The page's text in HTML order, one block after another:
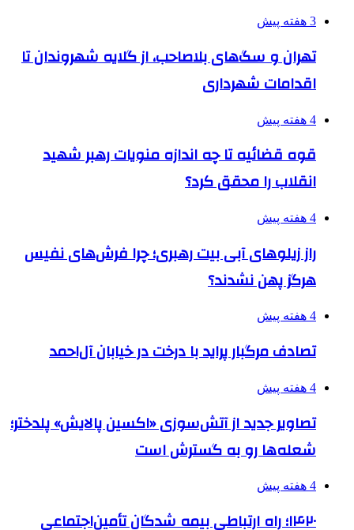
3 هفته پیش
تهران و سگ‌های بلاصاحب، از گلایه شهروندان تا
اقدامات شهرداری
4 هفته پیش
قوه قضائیه تا چه اندازه منویات رهبر شهید
انقلاب را محقق کرد؟
4 هفته پیش
راز زیلوهای آبی بیت رهبری؛ چرا فرش‌های نفیس
هرگز پهن نشدند؟
4 هفته پیش
تصادف مرگبار پراید با درخت در خیابان آل‌احمد
4 هفته پیش
تصاویر جدید از آتش‌سوزی «اکسین پالایش» پلدختر؛
شعله‌ها رو به گسترش است
4 هفته پیش
۱۴۲۰؛ راه ارتباطی بیمه شدگان تأمین‌اجتماعی